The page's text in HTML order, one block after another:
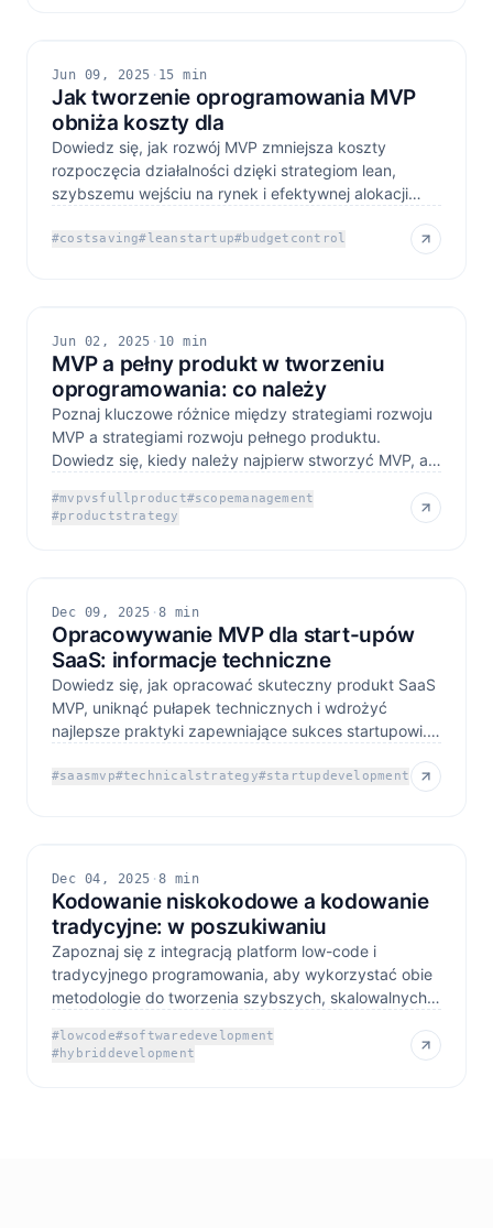
Jun 09, 2025 · 15 min
Jak tworzenie oprogramowania MVP
obniża koszty dla
Dowiedz się, jak rozwój MVP zmniejsza koszty
rozpoczęcia działalności dzięki strategiom lean,
szybszemu wejściu na rynek i efektywnej alokacji
#costsaving#leanstartup#budgetcontrol
Jun 02, 2025 · 10 min
MVP a pełny produkt w tworzeniu
oprogramowania: co należy
Poznaj kluczowe różnice między strategiami rozwoju
MVP a strategiami rozwoju pełnego produktu.
Dowiedz się, kiedy należy najpierw stworzyć MVP, a
#mvpvsfullproduct#scopemanagement
#productstrategy
Dec 09, 2025 · 8 min
Opracowywanie MVP dla start-upów
SaaS: informacje techniczne
Dowiedz się, jak opracować skuteczny produkt SaaS
MVP, uniknąć pułapek technicznych i wdrożyć
najlepsze praktyki zapewniające sukces startupowi.
#saasmvp#technicalstrategy#startupdevelopment
Dec 04, 2025 · 8 min
Kodowanie niskokodowe a kodowanie
tradycyjne: w poszukiwaniu
Zapoznaj się z integracją platform low-code i
tradycyjnego programowania, aby wykorzystać obie
metodologie do tworzenia szybszych, skalowalnych
#lowcode#softwaredevelopment
#hybriddevelopment